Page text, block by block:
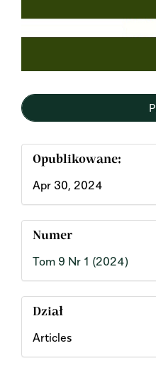
Opublikowane:
Apr 30, 2024
Numer
Tom 9 Nr 1 (2024)
Dział
Articles